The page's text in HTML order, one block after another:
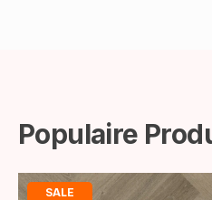
Populaire
SALE